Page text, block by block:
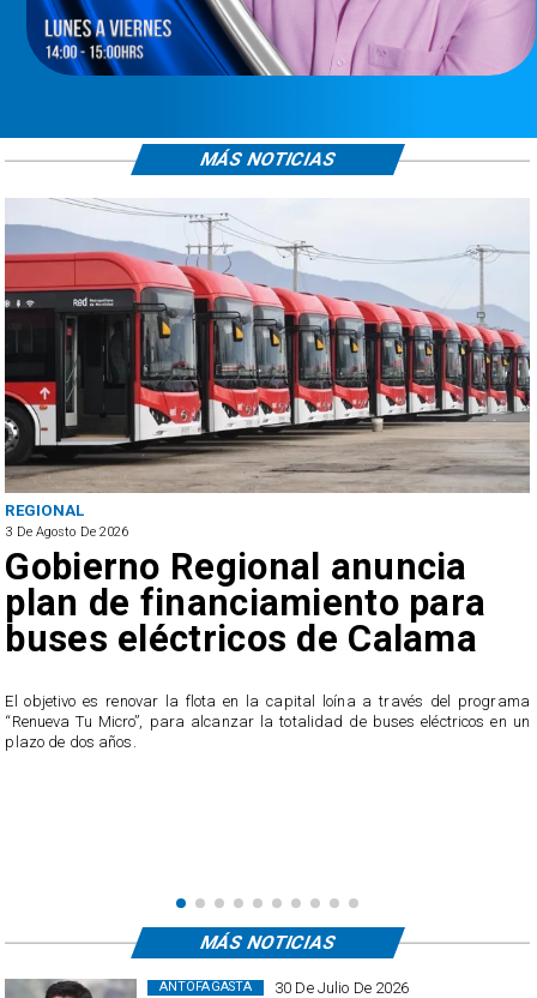
para
a través del programa
buses eléctricos en un
Cinco detenidos:
tres puntos de
drogas en
Los procedimientos terminaron con la
drogas, correspondientes a pasta base de
MÁS NOTICIAS
30 De Julio De 2026
ANTOFAGASTA
MÁS NOTICIAS